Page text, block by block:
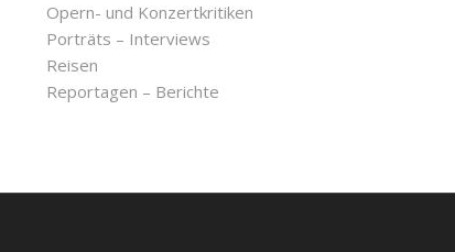
Opern- und Konzertkritiken
Porträts – Interviews
Reisen
Reportagen – Berichte